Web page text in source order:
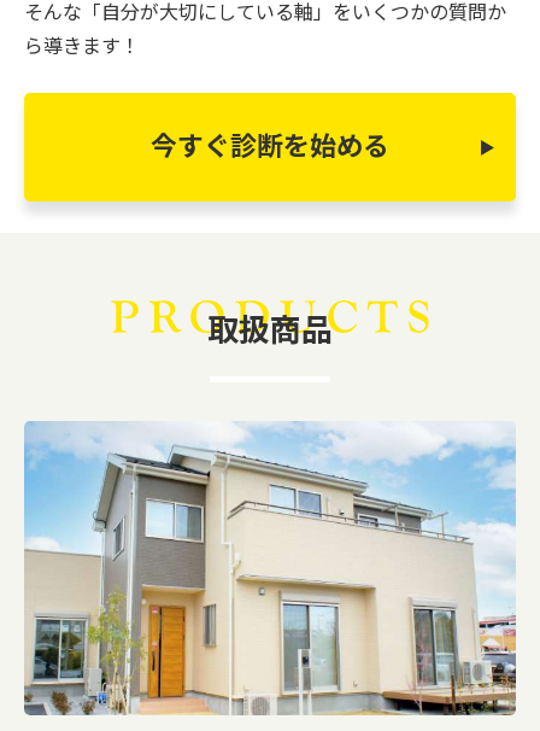
そんな「自分が大切にしている軸」をいくつかの質問か
ら導きます！
今すぐ診断を始める
取扱商品